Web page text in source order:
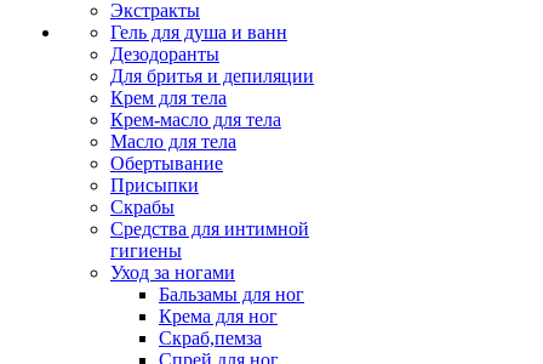
Экстракты
Гель для душа и ванн
Дезодоранты
Для бритья и депиляции
Крем для тела
Крем-масло для тела
Масло для тела
Обертывание
Присыпки
Скрабы
Средства для интимной
гигиены
Уход за ногами
Бальзамы для ног
Крема для ног
Скраб,пемза
Спрей для ног